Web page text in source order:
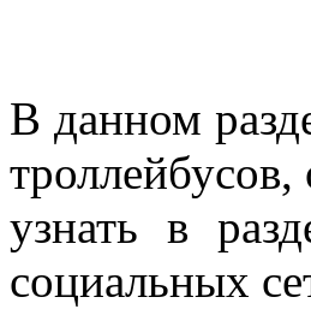
В данном
узнать в
социальных